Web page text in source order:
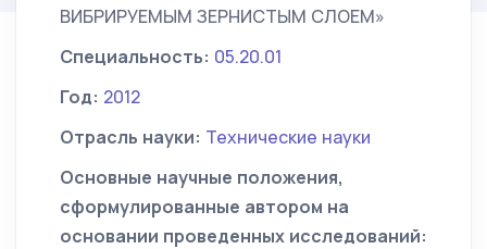
ВИБРИРУЕМЫМ ЗЕРНИСТЫМ СЛОЕМ»
Специальность: 05.20.01
Год: 2012
Отрасль науки: Технические науки
Основные научные положения,
сформулированные автором на
основании проведенных исследований: